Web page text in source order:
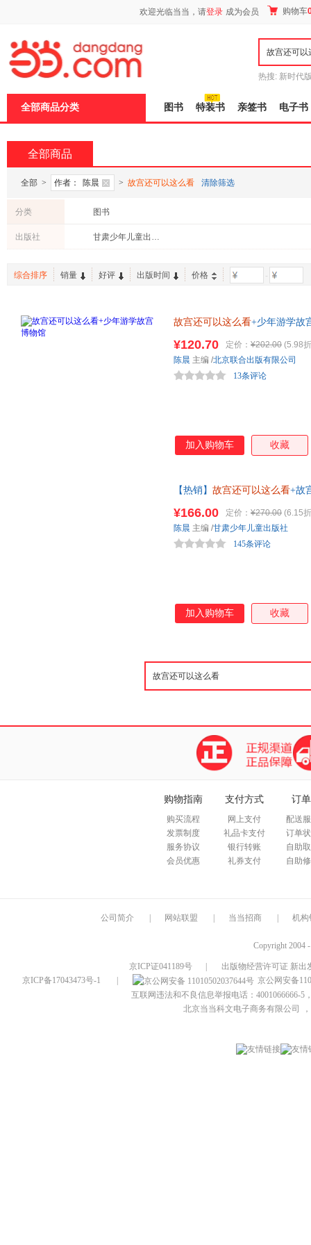
欢迎光临当当，请登录 成为会员 购物车
热搜: 新时代
全部商品分类 图书 特装书 亲签书 电子书
全部商品
全部 > 作者： 陈晨 > 故宫还可以这么看 清除筛选
分类 图书
出版社 甘肃少年儿童出版社
综合排序 销量 好评 出版时间 价格 -
故宫还可以这么看+少年游学故
¥120.70 定价： ¥202.00 (5.98
13条评论
陈晨 主编 /北京联合出版有限公司
加入购物车 收藏
【热销】 故宫还可以这么看+故
¥166.00 定价： ¥270.00 (6.15
145条评论
陈晨 主编 /甘肃少年儿童出版社
加入购物车 收藏
页
加
购物指南
购买流程
发票制度
服务协议
会员优惠
支付方式
网上支付
礼品卡支付
银行转账
礼券支付
订
配送
订单
自助
自助
公司简介 网站联盟 当当招商 机构
Copyright 2004
京ICP证041189号
出版物经营许可证 新出
京ICP备17043473号-1
京公网安备
互联网违法和不良信息举报电话：4001066666-5
北京当当科文电子商务有限公司